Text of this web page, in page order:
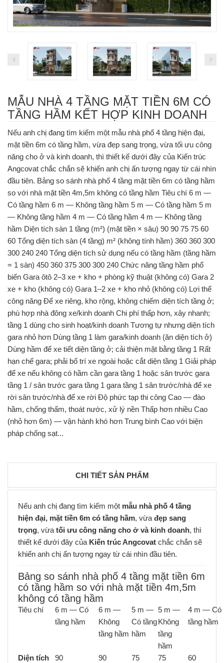
MẪU NHÀ 4 TẦNG MẶT TIỀN 6M CÓ
TẦNG HẦM KẾT HỢP KINH DOANH
Nếu anh chị đang tìm kiếm một mẫu nhà phố 4 tầng hiện đại,
mặt tiền 6m có tầng hầm, vừa đẹp sang trọng, vừa tối ưu công
năng cho ở và kinh doanh, thì thiết kế dưới đây của Kiến trúc
Angcovat chắc chắn sẽ khiến anh chị ấn tượng ngay từ cái nhìn
đầu tiên. Bảng so sánh nhà phố 4 tầng mặt tiền 6m có tầng hầm
so với nhà mặt tiền 4m,5m không có tầng hầm Tiêu chí 6 m —
Có tầng hầm 6 m — Không tầng hầm 5 m — Có tầng hầm 5 m
— Không tầng hầm 4 m — Có tầng hầm 4 m — Không tầng
hầm Diện tích sàn 1 tầng (m²) (mặt tiền × sâu) 90 90 75 75 60
60 Tổng diện tích sàn (4 tầng) m² (không tính hầm) 360 360 300
300 240 240 Tổng diện tích sử dụng nếu có tầng hầm (tầng hầm
= 1 sàn) 450 360 375 300 300 240 Chức năng tầng hầm phổ
biến Gara ôtô 2–3 xe + kho + phòng kỹ thuật (không có) Gara 2
xe + kho (không có) Gara 1–2 xe + kho nhỏ (không có) Lợi thế
công năng Để xe riêng, kho rộng, không chiếm diện tích tầng ở;
phù hợp nhà đông xe/kinh doanh Chi phí thấp hơn, xây nhanh;
tầng 1 dùng cho sinh hoạt/kinh doanh Tương tự nhưng diện tích
gara nhỏ hơn Dùng tầng 1 làm gara/kinh doanh (ăn diện tích ở)
Dùng hầm để xe tiết diện tầng ở; cải thiện mặt bằng tầng 1 Rất
hạn chế gara; phải bố trí xe ngoài hoặc cắt diện tầng 1 Giải pháp
để xe nếu không có hầm cần gara tầng 1 hoặc sân trước gara
tầng 1 / sân trước gara tầng 1 gara tầng 1 sân trước/nhà để xe
rời sân trước/nhà để xe rời Độ phức tạp thi công Cao — đào
hầm, chống thấm, thoát nước, xử lý nền Thấp hơn nhiều Cao
(nhỏ hơn 6m) — vận hành khó hơn Trung bình Cao với biện
pháp chống sạt...
CHI TIẾT SẢN PHẨM
Nếu anh chị đang tìm kiếm một mẫu nhà phố 4 tầng
hiện đại, mặt tiền 6m có tầng hầm, vừa đẹp sang
trọng, vừa tối ưu công năng cho ở và kinh doanh, thì
thiết kế dưới đây của Kiến trúc Angcovat chắc chắn sẽ
khiến anh chị ấn tượng ngay từ cái nhìn đầu tiên.
Bảng so sánh nhà phố 4 tầng mặt tiền 6m
có tầng hầm so với nhà mặt tiền 4m,5m
không có tầng hầm
Tiêu chí
6 m — Có
tầng hầm
6 m —
Không
tầng hầm
5 m —
Có tầng
hầm
5 m —
Không
tầng
hầm
4 m — Có
tầng hầm
Diện tích
90 90 75 75 60